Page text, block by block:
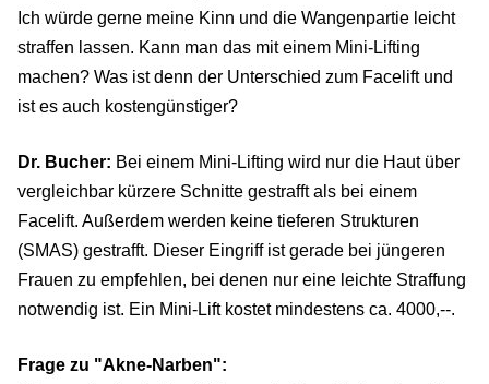
Ich würde gerne meine Kinn und die Wangenpartie leicht
straffen lassen. Kann man das mit einem Mini-Lifting
machen? Was ist denn der Unterschied zum Facelift und
ist es auch kostengünstiger?
Dr. Bucher: Bei einem Mini-Lifting wird nur die Haut über
vergleichbar kürzere Schnitte gestrafft als bei einem
Facelift. Außerdem werden keine tieferen Strukturen
(SMAS) gestrafft. Dieser Eingriff ist gerade bei jüngeren
Frauen zu empfehlen, bei denen nur eine leichte Straffung
notwendig ist. Ein Mini-Lift kostet mindestens ca. 4000,--.
Frage zu "Akne-Narben":